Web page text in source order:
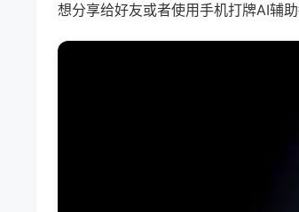
想分享给好友或者使用手机打牌AI辅助